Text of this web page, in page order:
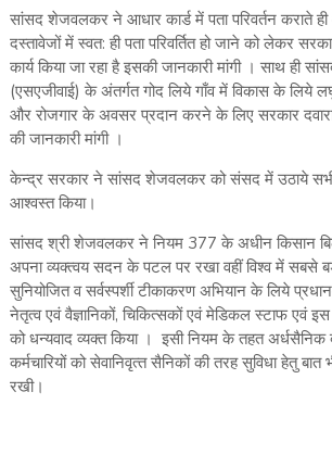
सांसद शेजवलकर ने आधार कार्ड में पता परिवर्तन कराते
दस्‍तावेजों में स्‍वत: ही पता परिवर्तित हो जाने को लेकर
कार्य किया जा रहा है इसकी जानकारी मांगी । साथ ही
(एसएजीवाई) के अंतर्गत गोद लिये गाँव में विकास के लिये
और रोजगार के अवसर प्रदान करने के लिए सरकार
की जानकारी मांगी ।
केन्‍द्र सरकार ने सांसद शेजवलकर को संसद में उठाये सभी
आश्‍वस्‍त किया।
सांसद श्री शेजवलकर ने नियम 377 के अधीन किसान
अपना व्‍यक्‍त्‍वय सदन के पटल पर रखा वहीं विश्‍व में सबसे बडे
सुनियोजित व सर्वस्‍पर्शी टीकाकरण अभियान के लिये
नेतृत्‍व एवं वैज्ञानिकों‚ चिकित्‍सकों एवं मेडिकल स्‍टाफ एवं
को धन्‍यवाद व्‍यक्‍त किया । इसी नियम के तहत अर्धसैनिक
कर्मचारियों को सेवानिवृत्‍त सैनिकों की तरह सुविधा हेतु
रखी।